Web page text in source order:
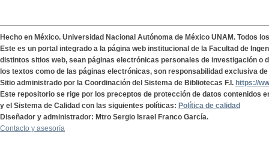
Hecho en México. Universidad Nacional Autónoma de México UNAM. Todos
Este es un portal integrado a la página web institucional de la Facultad de
distintos sitios web, sean páginas electrónicas personales de investigación o
los textos como de las páginas electrónicas, son responsabilidad exclusiva
Sitio administrado por la Coordinación del Sistema de Bibliotecas F.I. https://
Este repositorio se rige por los preceptos de protección de datos contenidos
y el Sistema de Calidad con las siguientes políticas: Política de calidad
Diseñador y administrador: Mtro Sergio Israel Franco García.
Contacto y asesoría